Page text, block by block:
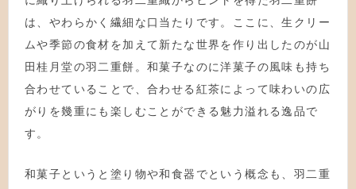
は、やわらかく繊細な口当たりです。ここに、生クリー
ムや季節の食材を加えて新たな世界を作り出したのが山
田桂月堂の羽二重餅。和菓子なのに洋菓子の風味も持ち
合わせていることで、合わせる紅茶によって味わいの広
がりを幾重にも楽しむことができる魅力溢れる逸品で
す。
和菓子というと塗り物や和食器でという概念も、羽二重